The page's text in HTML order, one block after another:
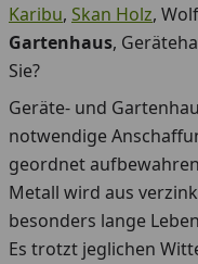
Karibu, Skan Holz,
Gartenhaus,
Sie?
Geräte- und
notwendige
geordnet
Metall wird aus
besonders lange
Es trotzt jeglichen